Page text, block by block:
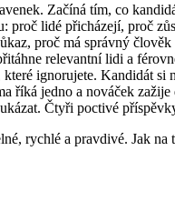
Začíná tím, co
lidé přicházejí, proč
proč má správný
relevantní lidi a
ignorujete. Kandidát si
říká jedno a nováček zažije
Čtyři poctivé
rychlé a pravdivé. Jak